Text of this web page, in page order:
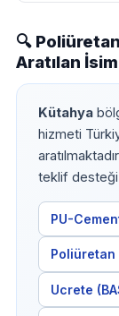
🔍
Aratılan
Kütahya
hizmeti
teklif desteği
PU-
Poliüretan
Ucrete